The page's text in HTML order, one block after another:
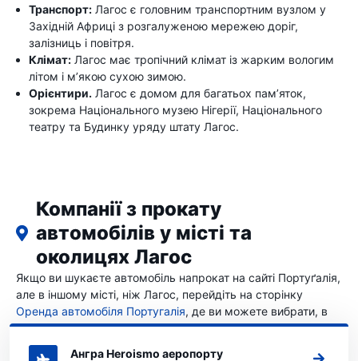
Транспорт: Лагос є головним транспортним вузлом у
Західній Африці з розгалуженою мережею доріг,
залізниць і повітря.
Клімат: Лагос має тропічний клімат із жарким вологим
літом і м’якою сухою зимою.
Орієнтири. Лагос є домом для багатьох пам’яток,
зокрема Національного музею Нігерії, Національного
театру та Будинку уряду штату Лагос.
Компанії з прокату
автомобілів у місті та
околицях Лагос
Якщо ви шукаєте автомобіль напрокат на сайті Портуґалія,
але в іншому місті, ніж Лагос, перейдіть на сторінку
Оренда автомобіля Португалія, де ви можете вибрати, в
якому місті Портуґалія ви хочете орендувати автомобіль.
Ангра Heroismo аеропорту